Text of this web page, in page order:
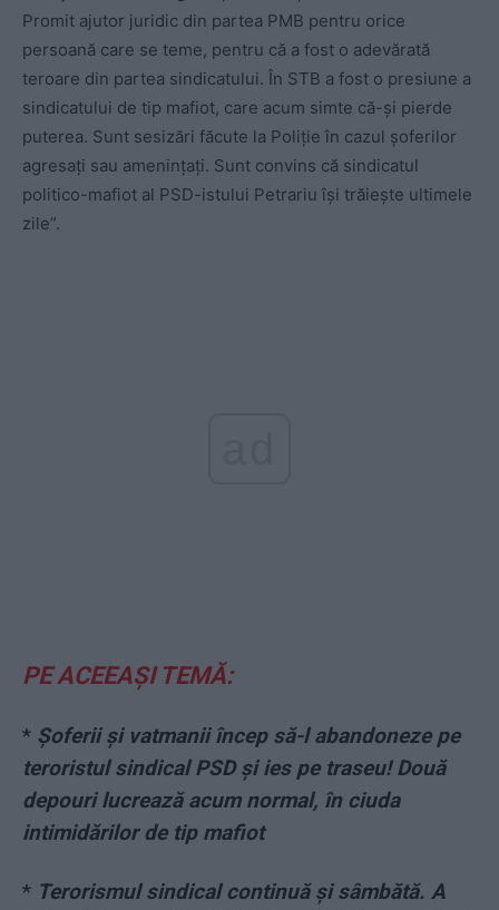
Promit ajutor juridic din partea PMB pentru orice
persoană care se teme, pentru că a fost o adevărată
teroare din partea sindicatului. În STB a fost o presiune a
sindicatului de tip mafiot, care acum simte că-și pierde
puterea. Sunt sesizări făcute la Poliție în cazul șoferilor
agresați sau amenințați. Sunt convins că sindicatul
politico-mafiot al PSD-istului Petrariu își trăiește ultimele
zile”.
PE ACEEAȘI TEMĂ:
* Șoferii și vatmanii încep să-l abandoneze pe
teroristul sindical PSD și ies pe traseu! Două
depouri lucrează acum normal, în ciuda
intimidărilor de tip mafiot
* Terorismul sindical continuă și sâmbătă. A